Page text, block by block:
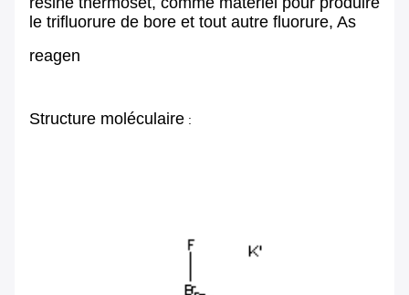
le trifluorure de bore et tout autre fluorure, As
reagen
Structure moléculaire :